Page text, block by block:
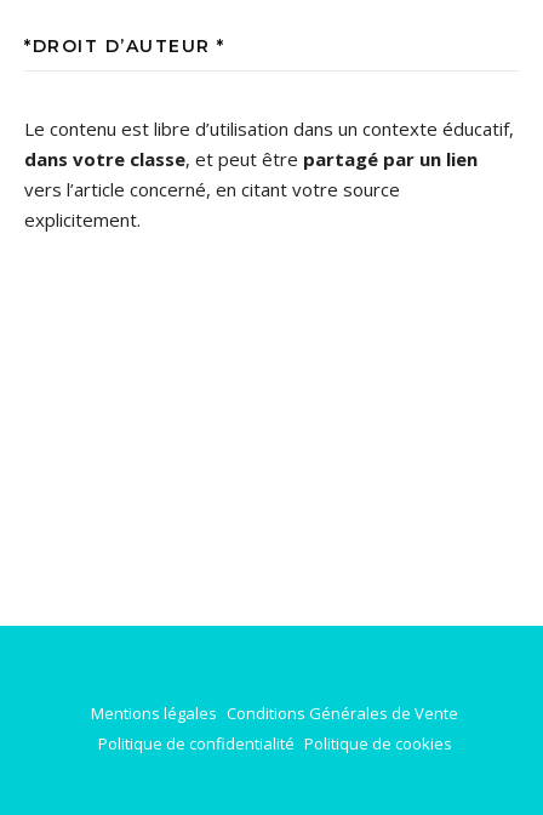
*DROIT D’AUTEUR *
Le contenu est libre d’utilisation dans un contexte éducatif,
dans votre classe, et peut être partagé par un lien
vers l’article concerné, en citant votre source
explicitement.
Mentions légales Conditions Générales de Vente
Politique de confidentialité Politique de cookies